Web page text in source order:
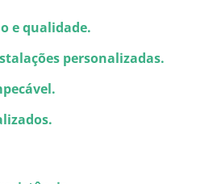
e qualidade.
personalizadas.